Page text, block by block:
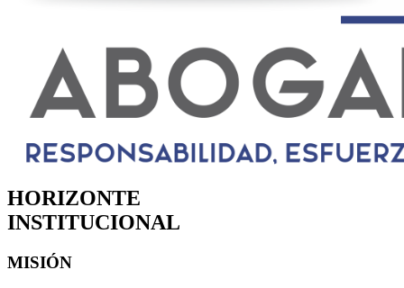
HORIZONTE
INSTITUCIONAL
MISIÓN